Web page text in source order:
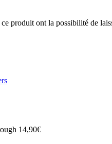
produit ont la possibilité de
14,90€